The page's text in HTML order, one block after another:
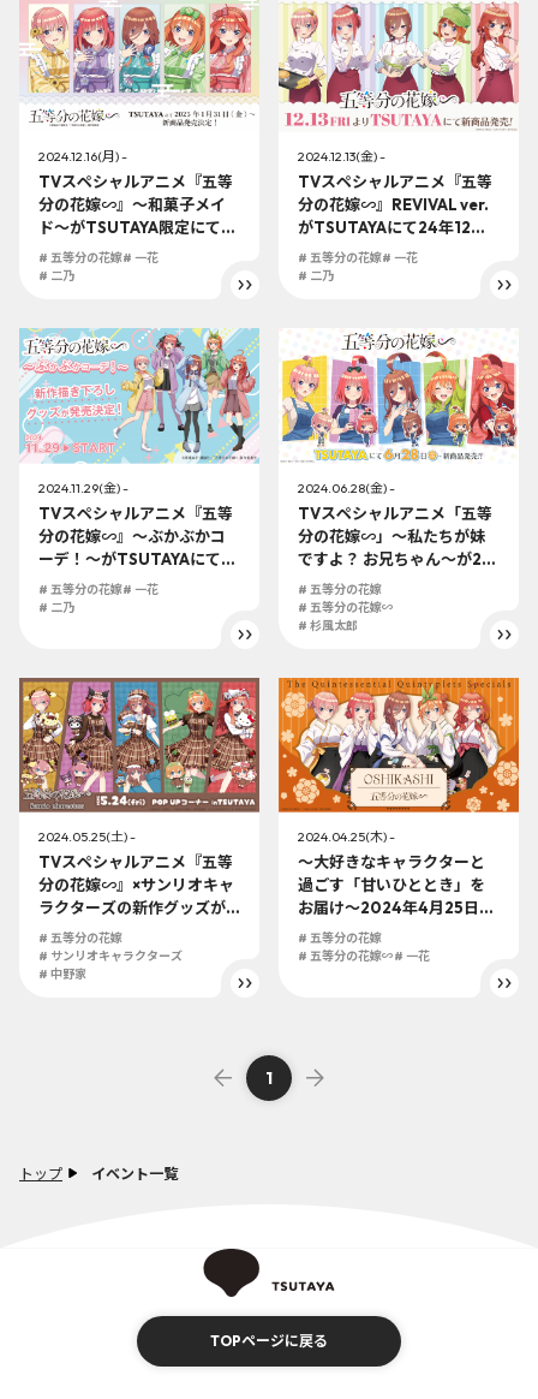
トップ イベント一覧
2024.12.16(月) -
TVスペシャルアニメ『五等
分の花嫁∽』～和菓子メイ
ド～がTSUTAYA限定にて25
年1月31日（金）より発売決
定!!
# 五等分の花嫁# 一花
# 二乃
2024.12.13(金) -
TVスペシャルアニメ『五等
分の花嫁∽』REVIVAL ver.
がTSUTAYAにて24年12月1
3日（金）より発売決定!! RE
VIVAL制服姿の五つ子ちゃん
# 五等分の花嫁# 一花
# 二乃
2024.11.29(金) -
TVスペシャルアニメ『五等
分の花嫁∽』～ぶかぶかコ
ーデ！～がTSUTAYAにて発
売決定！24年11月29日
（金）より開始！
# 五等分の花嫁# 一花
# 二乃
2024.06.28(金) -
TVスペシャルアニメ「五等
分の花嫁∽」～私たちが妹
ですよ？ お兄ちゃん～が24
年6月28日（金）より全国
のTSUTAYAにて発売開始!!
# 五等分の花嫁
# 五等分の花嫁∽
# 杉風太郎
2024.05.25(土) -
TVスペシャルアニメ『五等
分の花嫁∽』×サンリオキャ
ラクターズの新作グッズが
全国のTSUTAYAにて24年5
月24日（金）より発売決
定！ 可愛さが止まらないグ
# 五等分の花嫁
# サンリオキャラクターズ
# 中野家
2024.04.25(木) -
～大好きなキャラクターと
過ごす「甘いひととき」を
お届け～2024年4月25日
（木）にSHIBUYA TSUTAY
A 6階IP書店にてOSHIKASH
# 五等分の花嫁
# 五等分の花嫁∽# 一花
1
TOPページに戻る